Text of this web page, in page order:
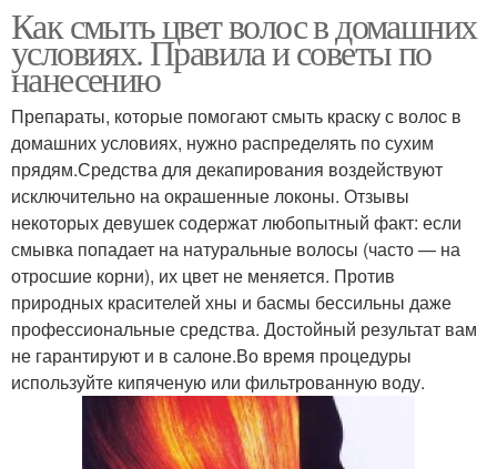
Как смыть цвет волос в домашних
условиях. Правила и советы по
нанесению
Препараты, которые помогают смыть краску с волос в
домашних условиях, нужно распределять по сухим
прядям.Средства для декапирования воздействуют
исключительно на окрашенные локоны. Отзывы
некоторых девушек содержат любопытный факт: если
смывка попадает на натуральные волосы (часто — на
отросшие корни), их цвет не меняется. Против
природных красителей хны и басмы бессильны даже
профессиональные средства. Достойный результат вам
не гарантируют и в салоне.Во время процедуры
используйте кипяченую или фильтрованную воду.